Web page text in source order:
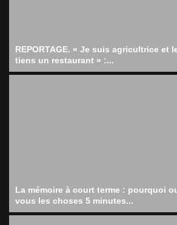
REPORTAGE. « Je suis agricultrice et
tiens un restaurant » :...
La mémoire à court terme : pourquoi
vous les choses 5 minutes...